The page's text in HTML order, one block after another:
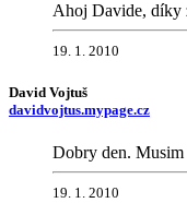
Ahoj Davide, díky
19. 1. 2010
David Vojtuš
davidvojtus.mypage.cz
Dobry den.
19. 1. 2010